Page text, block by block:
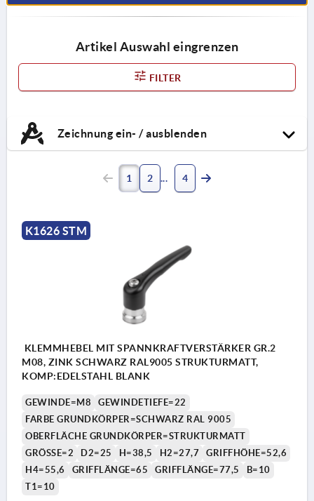
Artikel Auswahl eingrenzen
FILTER
Zeichnung ein- / ausblenden
1 2 4
K1626 STM
KLEMMHEBEL MIT SPANNKRAFTVERSTÄRKER GR.2
M08, ZINK SCHWARZ RAL9005 STRUKTURMATT,
KOMP:EDELSTAHL BLANK
GEWINDE=M8
GEWINDETIEFE=22
FARBE GRUNDKÖRPER=SCHWARZ RAL 9005
OBERFLÄCHE GRUNDKÖRPER=STRUKTURMATT
GRÖSSE=2
D2=25 H=38,5 H2=27,7
GRIFFHÖHE=52,6
H4=55,6
GRIFFLÄNGE=65 GRIFFLÄNGE=77,5
B=10
T1=10